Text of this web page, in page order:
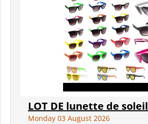
LOT DE lunette de soleil
Monday 03 August 2026